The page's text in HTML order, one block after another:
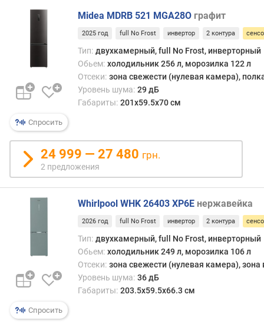
л
ч
к
и
а
д
в
е
т
т
е
п
е
Спросить
Midea MDRB 521 MGA28O графит
2025 год full No Frost инвертор 2 контура
Тип: двухкамерный, full No Frost, инверторный
Обьем: холодильник 256 л, морозилка 122 л
Отсеки: зона свежести (нулевая камера),
Уровень шума: 29 дБ
Габариты: 201х59.5х70 см
24 999 — 27 480 грн.
2 предложения
Спросить
Whirlpool WHK 26403 XP6E нержавейка
2026 год full No Frost инвертор 2 контура
Тип: двухкамерный, full No Frost, инверторный
Обьем: холодильник 249 л, морозилка 106 л
Отсеки: зона свежести (нулевая камера),
Уровень шума: 36 дБ
Габариты: 203.5х59.5х66.3 см